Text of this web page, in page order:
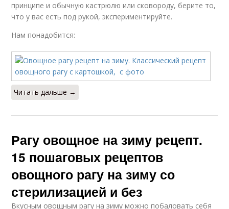
Приготовления на
зиму
Фасоли на зиму
Фасоль на зиму
принципе и обычную кастрюлю или сковороду, берите то,
что у вас есть под рукой, экспериментируйте.
Нам понадобится:
Читать дальше →
Рагу овощное на зиму рецепт.
15 пошаговых рецептов
овощного рагу на зиму со
стерилизацией и без
Вкусным овощным рагу на зиму можно побаловать себя